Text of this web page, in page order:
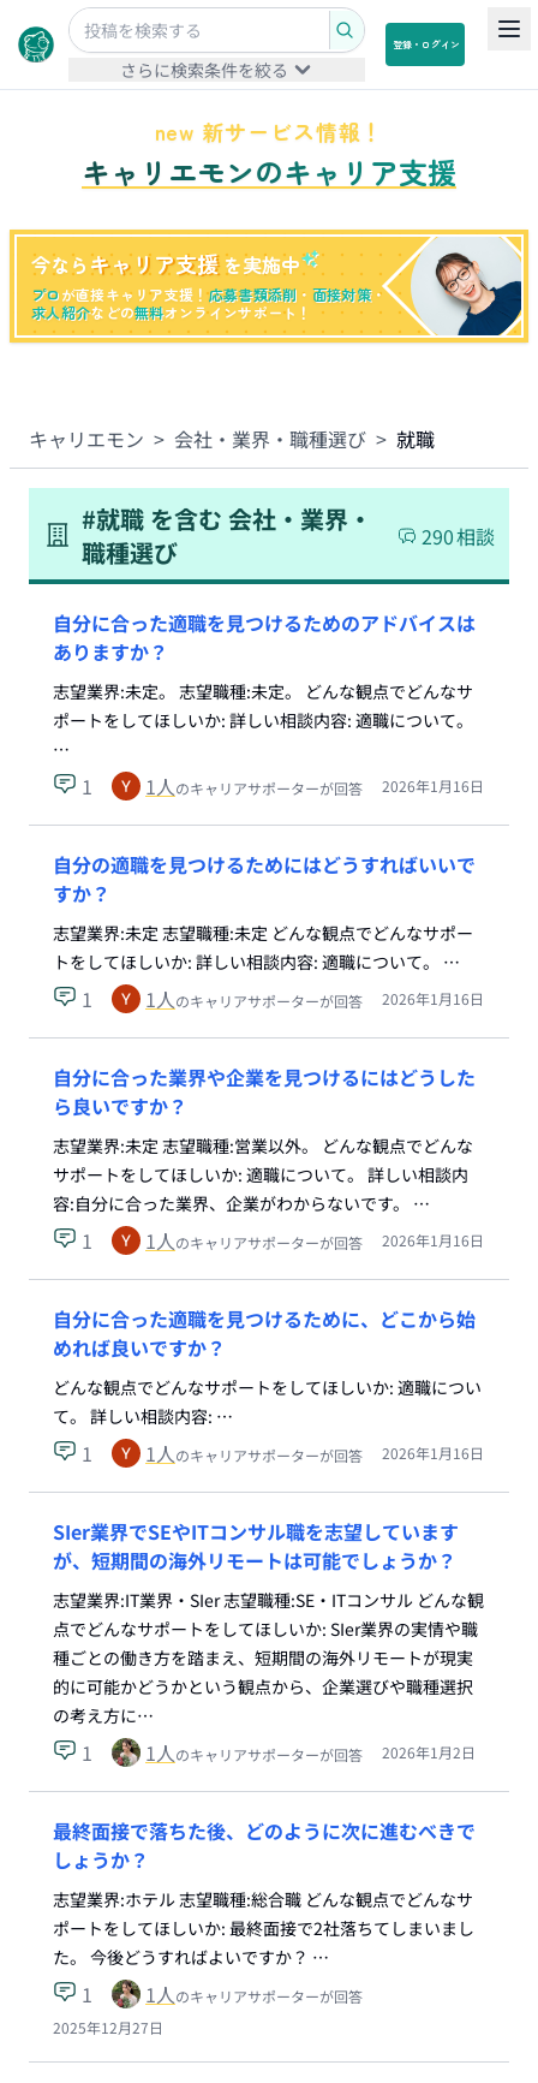
さらに検索条件を絞る
登録・ログイン
new 新サービス情報！
キャリエモンのキャリア支援
今なら キャリア支援 を実施中
プロが直接キャリア支援！応募書類添削 ・ 面接対策・
求人紹介などの無料オンラインサポート！
キャリエモン > 会社・業界・職種選び > 就職
#就職 を含む 会社・業界・
職種選び
290相談
自分に合った適職を見つけるためのアドバイスは
ありますか？
志望業界:未定。 志望職種:未定。 どんな観点でどんなサ
ポートをしてほしいか: 詳しい相談内容: 適職について。
…
1 1人のキャリアサポーターが回答 2026年1月16日
自分の適職を見つけるためにはどうすればいいで
すか？
志望業界:未定 志望職種:未定 どんな観点でどんなサポー
トをしてほしいか: 詳しい相談内容: 適職について。 …
1 1人のキャリアサポーターが回答 2026年1月16日
自分に合った業界や企業を見つけるにはどうした
ら良いですか？
志望業界:未定 志望職種:営業以外。 どんな観点でどんな
サポートをしてほしいか: 適職について。 詳しい相談内
容:自分に合った業界、企業がわからないです。 …
1 1人のキャリアサポーターが回答 2026年1月16日
自分に合った適職を見つけるために、どこから始
めれば良いですか？
どんな観点でどんなサポートをしてほしいか: 適職につい
て。 詳しい相談内容: …
1 1人のキャリアサポーターが回答 2026年1月16日
SIer業界でSEやITコンサル職を志望しています
が、短期間の海外リモートは可能でしょうか？
志望業界:IT業界・SIer 志望職種:SE・ITコンサル どんな観
点でどんなサポートをしてほしいか: SIer業界の実情や職
種ごとの働き方を踏まえ、短期間の海外リモートが現実
的に可能かどうかという観点から、企業選びや職種選択
の考え方に…
1 1人のキャリアサポーターが回答 2026年1月2日
最終面接で落ちた後、どのように次に進むべきで
しょうか？
志望業界:ホテル 志望職種:総合職 どんな観点でどんなサ
ポートをしてほしいか: 最終面接で2社落ちてしまいまし
た。 今後どうすればよいですか？ …
1 1人のキャリアサポーターが回答
2025年12月27日